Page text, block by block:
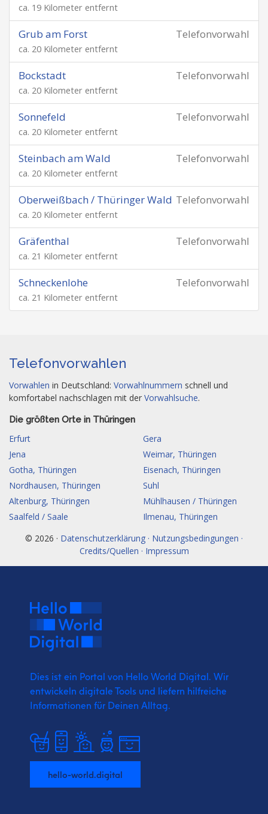
ca. 19 Kilometer entfernt
Telefonvorwahl
Grub am Forst
ca. 20 Kilometer entfernt
Telefonvorwahl
Bockstadt
ca. 20 Kilometer entfernt
Telefonvorwahl
Sonnefeld
ca. 20 Kilometer entfernt
Telefonvorwahl
Steinbach am Wald
ca. 20 Kilometer entfernt
Telefonvorwahl
Oberweißbach / Thüringer Wald
ca. 20 Kilometer entfernt
Telefonvorwahl
Gräfenthal
ca. 21 Kilometer entfernt
Telefonvorwahl
Schneckenlohe
ca. 21 Kilometer entfernt
Telefonvorwahlen
Vorwahlen in Deutschland: Vorwahlnummern schnell und
komfortabel nachschlagen mit der Vorwahlsuche.
Die größten Orte in Thüringen
Erfurt
Gera
Jena
Weimar, Thüringen
Gotha, Thüringen
Eisenach, Thüringen
Nordhausen, Thüringen
Suhl
Altenburg, Thüringen
Mühlhausen / Thüringen
Saalfeld / Saale
Ilmenau, Thüringen
© 2026 · Datenschutzerklärung · Nutzungsbedingungen ·
Credits/Quellen · Impressum
Dies ist ein Portal von Hello World Digital. Wir
entwickeln digitale Tools und liefern hilfreiche
Informationen für Deinen Alltag.
hello-world.digital